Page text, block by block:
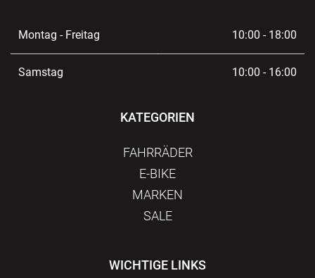
Montag - Freitag 10:00 - 18:00
Samstag 10:00 - 16:00
KATEGORIEN
FAHRRÄDER
E-BIKE
MARKEN
SALE
WICHTIGE LINKS